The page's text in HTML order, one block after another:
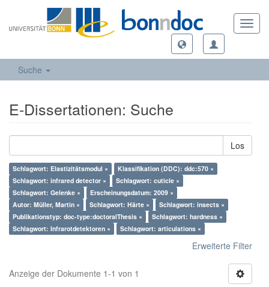
Suche
E-Dissertationen: Suche
Los
Schlagwort: Elastizitätsmodul ×
Klassifikation (DDC): ddc:570 ×
Schlagwort: infrared detector ×
Schlagwort: cuticle ×
Schlagwort: Gelenke ×
Erscheinungsdatum: 2009 ×
Autor: Müller, Martin ×
Schlagwort: Härte ×
Schlagwort: insects ×
Publikationstyp: doc-type:doctoralThesis ×
Schlagwort: hardness ×
Schlagwort: Infrarotdetektoren ×
Schlagwort: articulations ×
Erweiterte Filter
Anzeige der Dokumente 1-1 von 1